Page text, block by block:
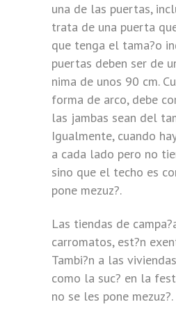
una de las puertas,
trata de una puerta
que tenga el tama?o
puertas deben ser de
nima de unos 90 cm.
forma de arco, debe
las jambas sean del
Igualmente, cuando
a cada lado pero no
sino que el techo es
pone mezuz?.
Las tiendas de
carromatos, est?n
Tambi?n a las
como la suc? en la
no se les pone mezuz?.